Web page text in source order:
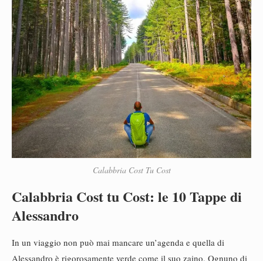
Calabbria Cost Tu Cost
Calabbria Cost tu Cost: le 10 Tappe di
Alessandro
In un viaggio non può mai mancare un’agenda e quella di
Alessandro è rigorosamente verde come il suo zaino. Ognuno di